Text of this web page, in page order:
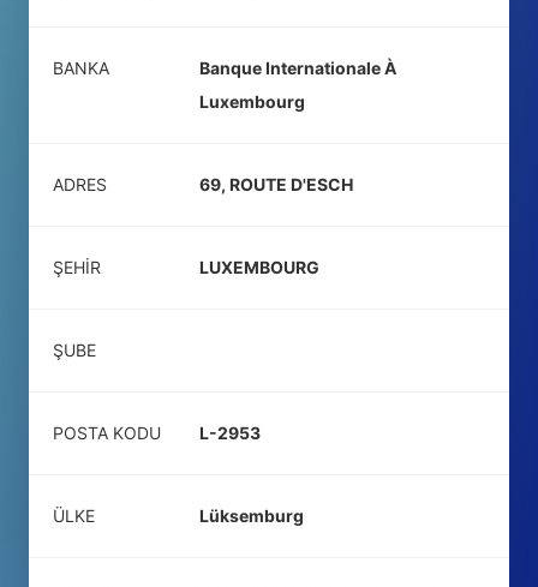
BANKA
Banque Internationale À
Luxembourg
ADRES 69, ROUTE D'ESCH
ŞEHIR LUXEMBOURG
ŞUBE
POSTA KODU L-2953
ÜLKE Lüksemburg